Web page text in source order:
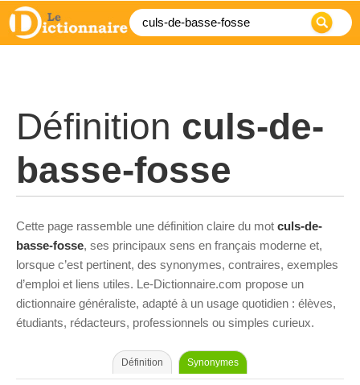
Définition culs-de-
basse-fosse
Cette page rassemble une définition claire du mot culs-de-
basse-fosse, ses principaux sens en français moderne et,
lorsque c’est pertinent, des synonymes, contraires, exemples
d’emploi et liens utiles. Le-Dictionnaire.com propose un
dictionnaire généraliste, adapté à un usage quotidien : élèves,
étudiants, rédacteurs, professionnels ou simples curieux.
Définition Synonymes